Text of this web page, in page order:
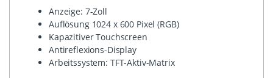
Anzeige: 7-Zoll
Auflösung 1024 x 600 Pixel (RGB)
Kapazitiver Touchscreen
Antireflexions-Display
Arbeitssystem: TFT-Aktiv-Matrix